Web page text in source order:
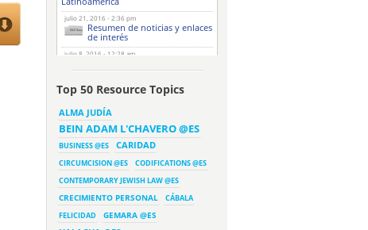
julio 21, 2016 - 2:36 pm
Resumen de noticias y enlaces
de interés
julio 8, 2016 - 12:28 am
de interés
julio 7, 2016 - 2:00 am
Nuevo libro de Shalom Bait –
Un pequeño libro para un
gran matrimonio
julio 3, 2016 - 12:46 pm
Shiur sobre la dínamica del
majloket ‘disputa’ para
parashat Kóraj
junio 23, 2016 - 7:26 pm
Resumen de noticias y enlaces
de interés
junio 22, 2016 - 9:13 pm
El «buen anfitrión» de Shabat
Top 50 Resource Topics
ALMA JUDÍA
BEIN ADAM L'CHAVERO @ES
BUSINESS @ES CARIDAD
CIRCUMCISION @ES
CODIFICATIONS @ES
CONTEMPORARY JEWISH LAW @ES
CRECIMIENTO PERSONAL
CÁBALA
FELICIDAD
GEMARA @ES